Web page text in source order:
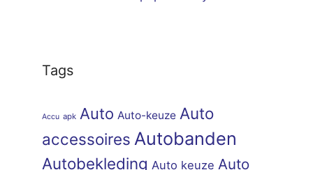
Tags
Accu apk Auto Auto-keuze Auto
accessoires Autobanden
Autobekleding Auto keuze Auto